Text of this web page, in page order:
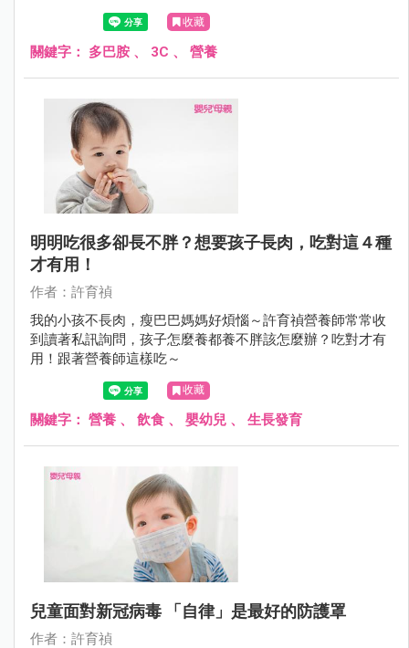
腦神經傳導物質多巴胺有關。
收藏
關鍵字： 多巴胺 、 3C 、 營養
明明吃很多卻長不胖？想要孩子長肉，吃對這４種
才有用！
作者：許育禎
我的小孩不長肉，瘦巴巴媽媽好煩惱～許育禎營養師常常收
到讀著私訊詢問，孩子怎麼養都養不胖該怎麼辦？吃對才有
用！跟著營養師這樣吃～
收藏
關鍵字： 營養 、 飲食 、 嬰幼兒 、 生長發育
兒童面對新冠病毒 「自律」是最好的防護罩
作者：許育禎